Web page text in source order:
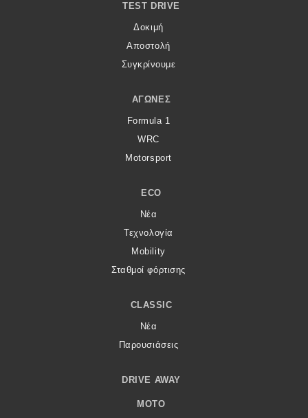
TEST DRIVE
Δοκιμή
Αποστολή
Συγκρίνουμε
ΑΓΏΝΕΣ
Formula 1
WRC
Motorsport
ECO
Νέα
Τεχνολογία
Mobility
Σταθμοί φόρτισης
CLASSIC
Νέα
Παρουσιάσεις
DRIVE AWAY
MOTO